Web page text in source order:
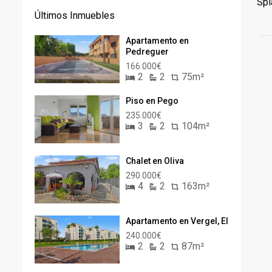
Últimos Inmuebles
Apartamento en
Pedreguer
166.000€
2 2 75m²
Piso en Pego
235.000€
3 2 104m²
Chalet en Oliva
290.000€
4 2 163m²
Apartamento en Vergel, El
240.000€
2 2 87m²